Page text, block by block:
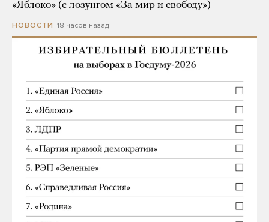
«Яблоко» (с лозунгом «За мир и свободу»)
НОВОСТИ 18 часов назад